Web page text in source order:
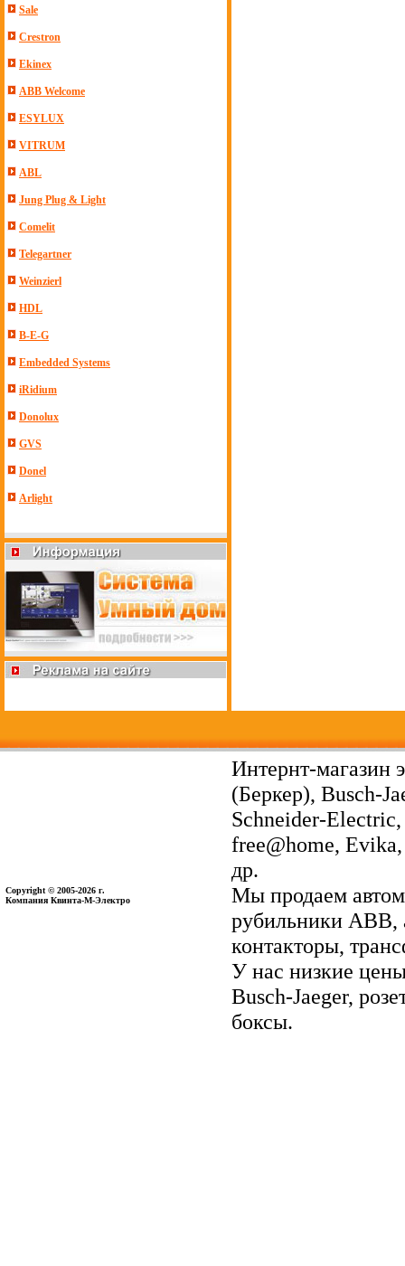
Sale
Crestron
Ekinex
ABB Welcome
ESYLUX
VITRUM
ABL
Jung Plug & Light
Comelit
Telegartner
Weinzierl
HDL
B-E-G
Embedded Systems
iRidium
Donolux
GVS
Donel
Arlight
Copyright © 2005-2026 г.
Компания Квинта-М-Электро
Интернт-магазин
(Беркер), Busch-
Schneider-
free@home,
др.
Мы продаем
рубильники ABB,
контакторы,
У нас низкие
Busch-Jaeger,
боксы.